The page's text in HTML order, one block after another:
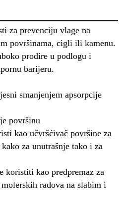
za prevenciju vlage na
površinama, cigli ili kamenu.
prodire u podlogu i
barijeru.
smanjenjem apsorpcije
površinu
kao učvršćivač površine za
za unutrašnje tako i za
koristiti kao predpremaz za
radova na slabim i